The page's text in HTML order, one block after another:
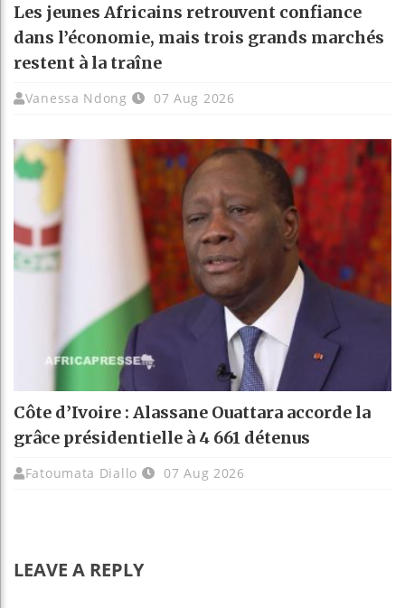
Les jeunes Africains retrouvent confiance
dans l’économie, mais trois grands marchés
restent à la traîne
Vanessa Ndong 07 Aug 2026
Côte d’Ivoire : Alassane Ouattara accorde la
grâce présidentielle à 4 661 détenus
Fatoumata Diallo 07 Aug 2026
LEAVE A REPLY